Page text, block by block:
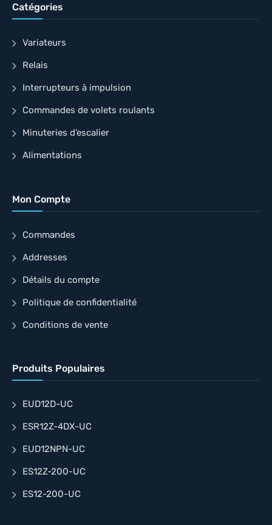
Catégories
Variateurs
Relais
Interrupteurs à impulsion
Commandes de volets roulants
Minuteries d’escalier
Alimentations
Mon Compte
Commandes
Addresses
Détails du compte
Politique de confidentialité
Conditions de vente
Produits Populaires
EUD12D-UC
ESR12Z-4DX-UC
EUD12NPN-UC
ES12Z-200-UC
ES12-200-UC